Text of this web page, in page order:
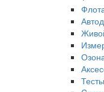
Тесты